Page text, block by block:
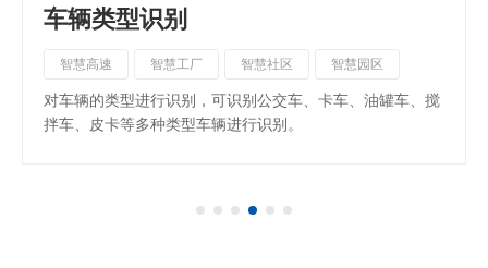
车辆类型识别
智慧高速 智慧工厂 智慧社区 智慧园区
对车辆的类型进行识别，可识别公交车、卡车、油罐车、搅
拌车、皮卡等多种类型车辆进行识别。